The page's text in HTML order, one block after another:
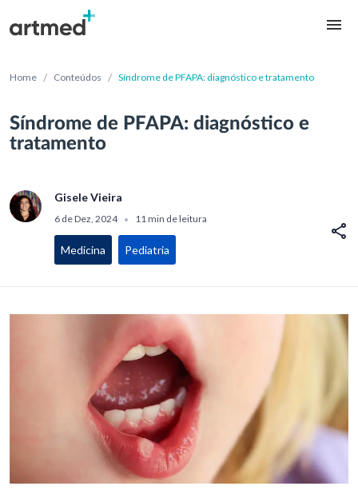
Home / Conteúdos / Síndrome de PFAPA: diagnóstico e tratamento
Síndrome de PFAPA: diagnóstico e
tratamento
Gisele Vieira
6 de Dez, 2024 • 11 min de leitura
Medicina Pediatria